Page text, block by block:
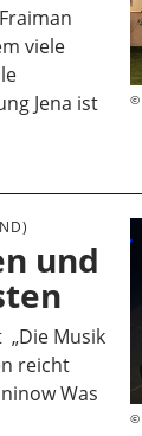
viele
Jena ist
und
„Die Musik
reicht
Was